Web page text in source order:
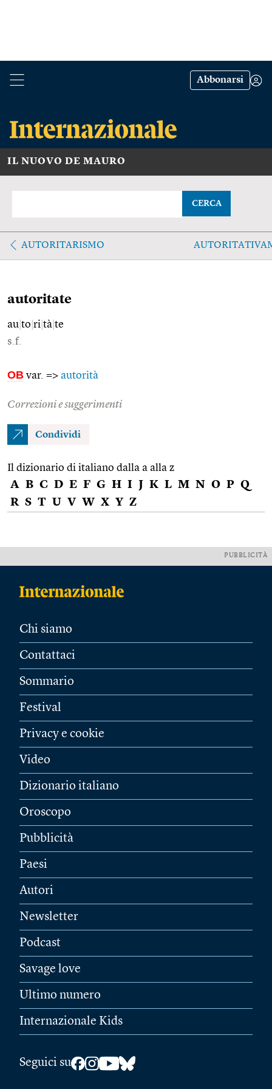
Abbonarsi
IL NUOVO DE MAURO
CERCA
AUTORITARISMO
autoritate
au to ri tà te
s.f.
OB var. => autorità
Correzioni e suggerimenti
Condividi
Il dizionario di italiano dalla a alla z
A B C D E F G H I J K L M N O P Q
R S T U V W X Y Z
PUBBLICITÀ
Chi siamo
Contattaci
Sommario
Festival
Privacy e cookie
Video
Dizionario italiano
Oroscopo
Pubblicità
Paesi
Autori
Newsletter
Podcast
Savage love
Ultimo numero
Internazionale Kids
Seguici su